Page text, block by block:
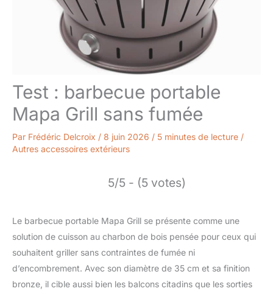
Test : barbecue portable
Mapa Grill sans fumée
Par Frédéric Delcroix / 8 juin 2026 / 5 minutes de lecture /
Autres accessoires extérieurs
5/5 - (5 votes)
Le barbecue portable Mapa Grill se présente comme une
solution de cuisson au charbon de bois pensée pour ceux qui
souhaitent griller sans contraintes de fumée ni
d’encombrement. Avec son diamètre de 35 cm et sa finition
bronze, il cible aussi bien les balcons citadins que les sorties